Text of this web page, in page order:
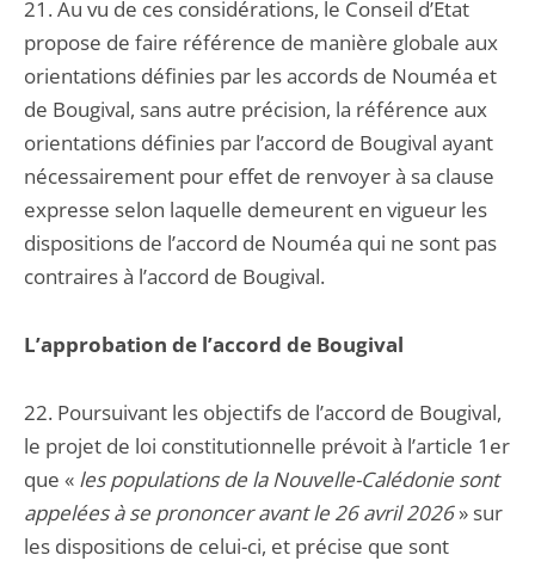
21. Au vu de ces considérations, le Conseil d’Etat
propose de faire référence de manière globale aux
orientations définies par les accords de Nouméa et
de Bougival, sans autre précision, la référence aux
orientations définies par l’accord de Bougival ayant
nécessairement pour effet de renvoyer à sa clause
expresse selon laquelle demeurent en vigueur les
dispositions de l’accord de Nouméa qui ne sont pas
contraires à l’accord de Bougival.
L’approbation de l’accord de Bougival
22. Poursuivant les objectifs de l’accord de Bougival,
le projet de loi constitutionnelle prévoit à l’article 1er
que « les populations de la Nouvelle-Calédonie sont
appelées à se prononcer avant le 26 avril 2026» sur
les dispositions de celui-ci, et précise que sont